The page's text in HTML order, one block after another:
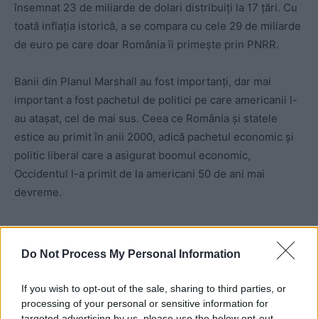
Do Not Process My Personal Information
If you wish to opt-out of the sale, sharing to third parties, or
processing of your personal or sensitive information for
însemnat 23 de miliarde de dolari distribuiți la 17 țări. Cu
toată inflația istorică, a se compara cu cele 29 de miliarde
de euro pe care doar România îi primește prin PNRR.
Banii din Planul Marshall au fost importanți, dar mai
important a fost pachetul de politici pe care americanii l-
au atașat, cel de mai sus. Ceea ce România și statele
estice au primit în anii 2000, adică pachetul economic și
politic liberal care a asigurat boomul economic,
Occidentul l-a primit de la americani 50 de ani mai
devreme.